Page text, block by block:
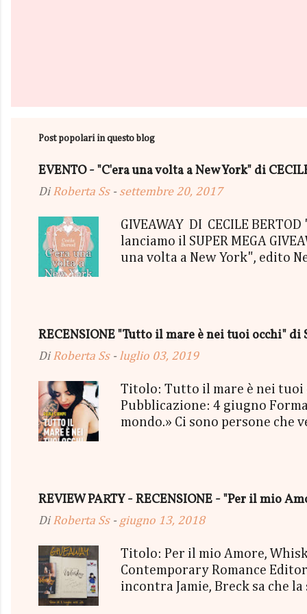
Post popolari in questo blog
EVENTO - "C'era una volta a New York" di
DiRoberta Ss - settembre 20, 2017
GIVEAWAY DI CECILE
lanciamo il SUPER MEGA
una volta a New York", edito
"tutto ma non il mio Tailleur"
terminerà...
RECENSIONE "Tutto il mare è nei tuoi occhi"
DiRoberta Ss - luglio 03, 2019
Titolo: Tutto il mare è nei tuoi
Pubblicazione: 4 giugno
mondo.» Ci sono persone che
sorriso più strafottente
essere così. Così bello, così
REVIEW PARTY - RECENSIONE - "Per il mio
DiRoberta Ss - giugno 13, 2018
Titolo: Per il mio Amore,
Contemporary Romance
incontra Jamie, Breck sa che